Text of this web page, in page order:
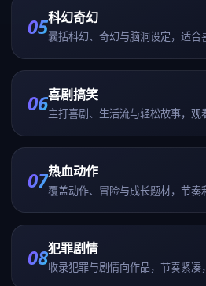
05科幻奇幻
囊括科幻、奇幻与脑洞设定，适合
06喜剧搞笑
主打喜剧、生活流与轻松故事，观
07热血动作
覆盖动作、冒险与成长题材，节奏
08犯罪剧情
收录犯罪与剧情向作品，节奏紧凑